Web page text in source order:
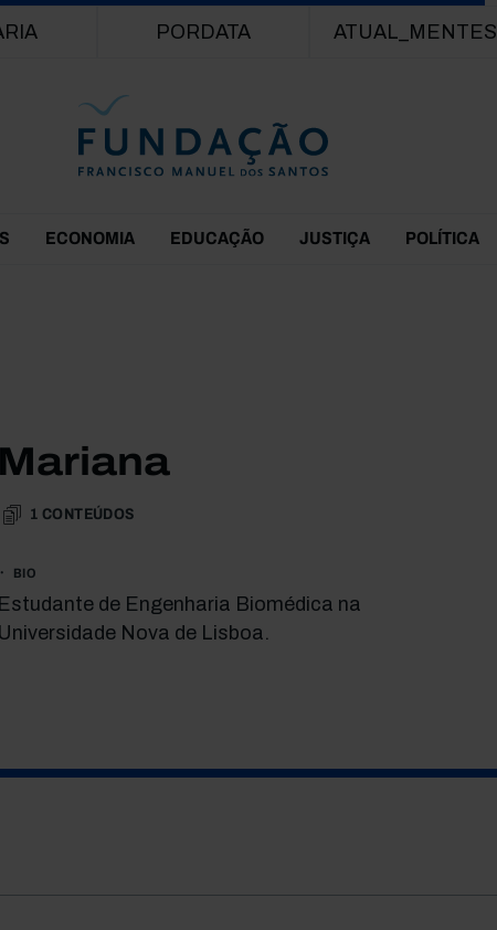
PORDATA ATUAL_MENTES
ECONOMIA EDUCAÇÃO JUSTIÇA POLÍTICA
Mariana
1 CONTEÚDOS
BIO
Estudante de Engenharia Biomédica na
Universidade Nova de Lisboa.